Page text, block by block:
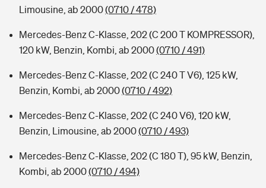
Limousine, ab 2000(0710 / 478)
Mercedes-Benz C-Klasse, 202 (C 200 T KOMPRESSOR),
120 kW, Benzin, Kombi, ab 2000(0710 / 491)
Mercedes-Benz C-Klasse, 202 (C 240 T V6), 125 kW,
Benzin, Kombi, ab 2000(0710 / 492)
Mercedes-Benz C-Klasse, 202 (C 240 V6), 120 kW,
Benzin, Limousine, ab 2000(0710 / 493)
Mercedes-Benz C-Klasse, 202 (C 180 T), 95 kW, Benzin,
Kombi, ab 2000(0710 / 494)